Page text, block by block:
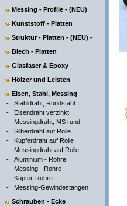
Messing - Profile - (NEU)
Kunststoff - Platten
Struktur - Platten - (NEU) -
Blech - Platten
Glasfaser & Epoxy
Hölzer und Leisten
Eisen, Stahl, Messing
- Stahldraht, Rundstahl
- Eisendraht verzinkt
- Messingdraht, MS rund
- Silberdraht auf Rolle
- Kupferdraht auf Rolle
- Messingdraht auf Rolle
- Aluminium - Rohre
- Messing - Rohre
- Kupfer-Rohre
- Messing-Gewindestangen
Schrauben - Ecke